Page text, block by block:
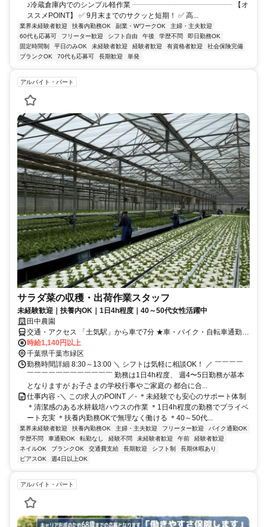
♪冷蔵倉庫内でのシンプル軽作業 ┈┈┈┈┈┈┈┈┈┈┈┈┈┈ 【オ
ススメPOINT】 ✅ 9月末までのサクッと短期！ ✅ 高...
業界未経験者歓迎 扶養内勤務OK 副業・WワークOK
主婦・主夫歓迎
60代も応募可
フリーター歓迎 シフト自由 午後 学歴不問
即日勤務OK
固定時間制
平日のみOK 未経験者歓迎 経験者歓迎 有資格者歓迎
社会保険完備
ブランクOK
70代も応募可 長期歓迎 単発
アルバイト・パート
サラダ菜の収穫・出荷作業スタッフ
未経験歓迎｜扶養内OK｜1日4h程度｜40～50代女性活躍中
田中農園
交通・アクセス 「土気駅」から車で7分 ★車・バイク・自転車通勤
OK
時給1,140円以上
千葉県千葉市緑区
勤務時間詳細 8:30～13:00 ＼ シフトは気軽に相談OK！ ／ ￣￣￣￣
￣￣￣￣￣￣￣￣￣￣￣￣ 勤務は1日4h程度、 週4〜5日勤務が基本
となりますが お子さまの学校行事やご家庭の 都合に合...
仕事内容 -＼ この求人のPOINT ／- ＊未経験でも安心のサポート体制
＊清潔感のある水耕栽培ハウスの作業 ＊1日4h程度の勤務でプライベ
ート充実 ＊扶養内勤務OKで無理なく働ける ＊40～50代...
業界未経験者歓迎 扶養内勤務OK 主婦・主夫歓迎 フリーター歓迎
バイク通勤OK
学歴不問
車通勤OK 転勤なし 経験不問 未経験者歓迎 午前
経験者歓迎
ネイルOK
ブランクOK 交通費支給 長期歓迎 シフト制
長期休暇あり
ピアスOK
週4日以上OK
アルバイト・パート